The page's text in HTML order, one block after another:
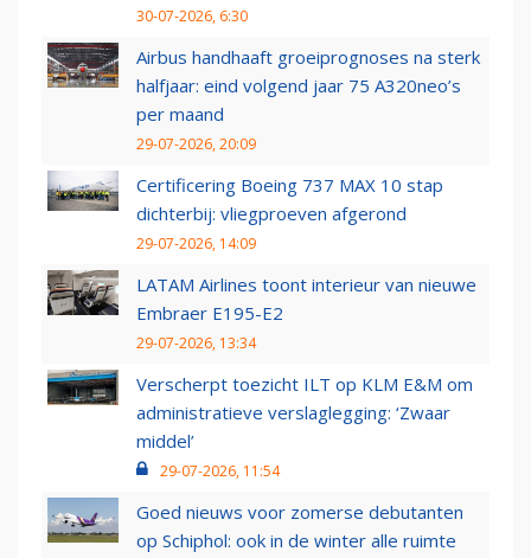
30-07-2026, 6:30
Airbus handhaaft groeiprognoses na sterk
halfjaar: eind volgend jaar 75 A320neo’s
per maand
29-07-2026, 20:09
Certificering Boeing 737 MAX 10 stap
dichterbij: vliegproeven afgerond
29-07-2026, 14:09
LATAM Airlines toont interieur van nieuwe
Embraer E195-E2
29-07-2026, 13:34
Verscherpt toezicht ILT op KLM E&M om
administratieve verslaglegging: ‘Zwaar
middel’
29-07-2026, 11:54
Goed nieuws voor zomerse debutanten
op Schiphol: ook in de winter alle ruimte